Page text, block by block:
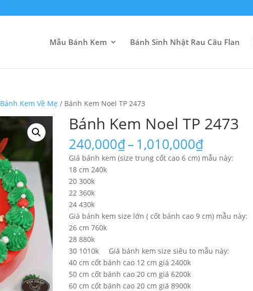
Mẫu Bánh Kem Bánh Sinh Nhật Rau Câu Flan
Bánh Kem Về Mẹ / Bánh Kem Noel TP 2473
Bánh Kem Noel TP 2473
240,000₫–1,010,000₫Khoảng
giá:
từ
Giá bánh kem (size trung cốt cao 6 cm) mẫu này:
18 cm 240k
20 300k
22 360k
24 430k
Giá bánh kem size lớn ( cốt bánh cao 9 cm) mẫu này:
26 cm 760k
28 880k
30 1010k Giá bánh kem size siêu to mẫu này:
40 cm cốt bánh cao 12 cm giá 2400k
50 cm cốt bánh cao 20 cm giá 6200k
60 cm cốt bánh cao 20 cm giá 8900k